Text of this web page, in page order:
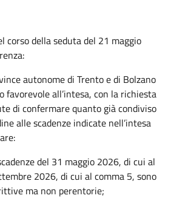
corso della seduta del 21 maggio
autonome di Trento e di Bolzano
favorevole all’intesa, con la richiesta
di confermare quanto già condiviso
alle scadenze indicate nell’intesa
del 31 maggio 2026, di cui al
2026, di cui al comma 5, sono
ma non perentorie;